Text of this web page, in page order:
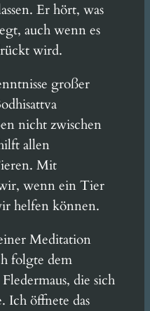
Er hört, was
auch wenn es
wird.
großer
nicht zwischen
allen
Mit
wenn ein Tier
helfen können.
Meditation
folgte dem
die sich
öffnete das